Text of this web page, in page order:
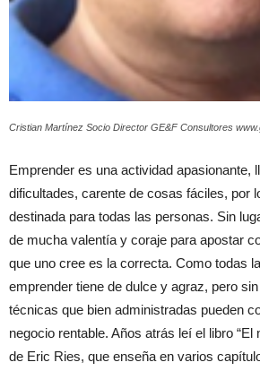
Cristian Martínez Socio Director GE&F Consultores
Emprender es una actividad apasionante,
dificultades, carente de cosas fáciles, por
destinada para todas las personas. Sin
de mucha valentía y coraje para apostar
que uno cree es la correcta. Como todas
emprender tiene de dulce y agraz, pero
técnicas que bien administradas pueden
negocio rentable. Años atrás leí el libro “El
de Eric Ries, que enseña en varios